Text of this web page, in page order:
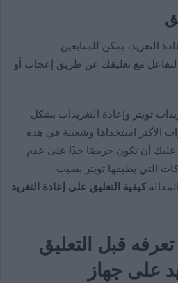
التغريد، يمكن للمتابعين
مع تعليقك عن طريق إعجاب أو
تويتر وإعادة التغريدات بشكل
الأكثر استخدامًا وشعبية في هذه
عليك أن تكون حريصًا جدًا على عدم
التي يطبقها تويتر بسبب
كيفية التعليق على إعادة التغريد
قبل التعليق
على جهاز